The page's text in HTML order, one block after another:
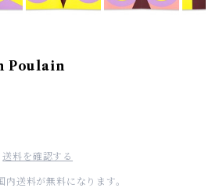
Poulain
送料を確認する
送料が無料になります。